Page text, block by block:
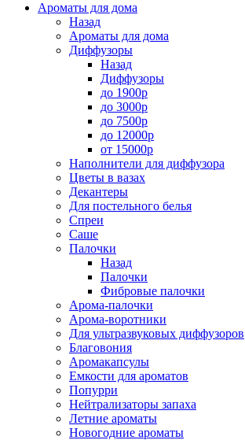
Ароматы для дома
Назад
Ароматы для дома
Диффузоры
Назад
Диффузоры
до 1900р
до 3000р
до 7500р
до 12000р
от 15000р
Наполнители для диффузора
Цветы в вазах
Декантеры
Для постельного белья
Спреи
Саше
Палочки
Назад
Палочки
Фибровые палочки
Арома-палочки
Арома-воротники
Для ультразвуковых диффузоров
Благовония
Аромакапсулы
Емкости для ароматов
Попурри
Нейтрализаторы запаха
Летние ароматы
Новогодние ароматы